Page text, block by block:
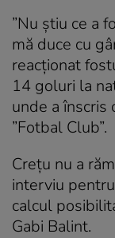
”Nu știu ce a
mă duce cu
reacționat
14 goluri la
unde a
”Fotbal Club”.
Crețu nu a
interviu
calcul
Gabi Balint.